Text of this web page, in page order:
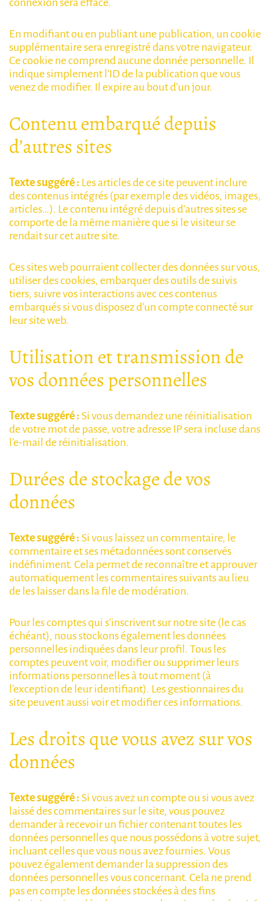
connexion sera effacé.
En modifiant ou en publiant une publication, un cookie
supplémentaire sera enregistré dans votre navigateur.
Ce cookie ne comprend aucune donnée personnelle. Il
indique simplement l’ID de la publication que vous
venez de modifier. Il expire au bout d’un jour.
Contenu embarqué depuis
d’autres sites
Texte suggéré : Les articles de ce site peuvent inclure
des contenus intégrés (par exemple des vidéos, images,
articles…). Le contenu intégré depuis d’autres sites se
comporte de la même manière que si le visiteur se
rendait sur cet autre site.
Ces sites web pourraient collecter des données sur vous,
utiliser des cookies, embarquer des outils de suivis
tiers, suivre vos interactions avec ces contenus
embarqués si vous disposez d’un compte connecté sur
leur site web.
Utilisation et transmission de
vos données personnelles
Texte suggéré : Si vous demandez une réinitialisation
de votre mot de passe, votre adresse IP sera incluse dans
l’e-mail de réinitialisation.
Durées de stockage de vos
données
Texte suggéré : Si vous laissez un commentaire, le
commentaire et ses métadonnées sont conservés
indéfiniment. Cela permet de reconnaître et approuver
automatiquement les commentaires suivants au lieu
de les laisser dans la file de modération.
Pour les comptes qui s’inscrivent sur notre site (le cas
échéant), nous stockons également les données
personnelles indiquées dans leur profil. Tous les
comptes peuvent voir, modifier ou supprimer leurs
informations personnelles à tout moment (à
l’exception de leur identifiant). Les gestionnaires du
site peuvent aussi voir et modifier ces informations.
Les droits que vous avez sur vos
données
Texte suggéré : Si vous avez un compte ou si vous avez
laissé des commentaires sur le site, vous pouvez
demander à recevoir un fichier contenant toutes les
données personnelles que nous possédons à votre sujet,
incluant celles que vous nous avez fournies. Vous
pouvez également demander la suppression des
données personnelles vous concernant. Cela ne prend
pas en compte les données stockées à des fins